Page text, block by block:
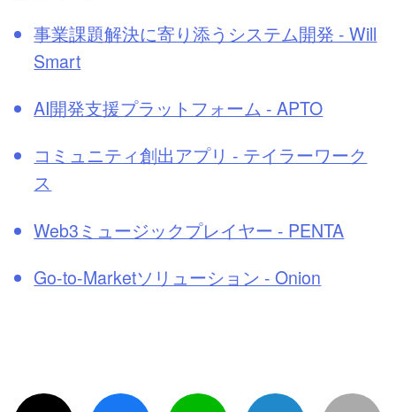
事業課題解決に寄り添うシステム開発 - Will
Smart
AI開発支援プラットフォーム - APTO
コミュニティ創出アプリ - テイラーワーク
ス
Web3ミュージックプレイヤー - PENTA
Go-to-Marketソリューション - Onion